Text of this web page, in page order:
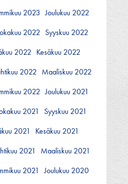
2023 Joulukuu 2022
2022 Syyskuu 2022
2022 Kesäkuu 2022
2022 Maaliskuu 2022
2022 Joulukuu 2021
2021
Syyskuu 2021
2021
Kesäkuu 2021
2021
Maaliskuu 2021
2021
Joulukuu 2020